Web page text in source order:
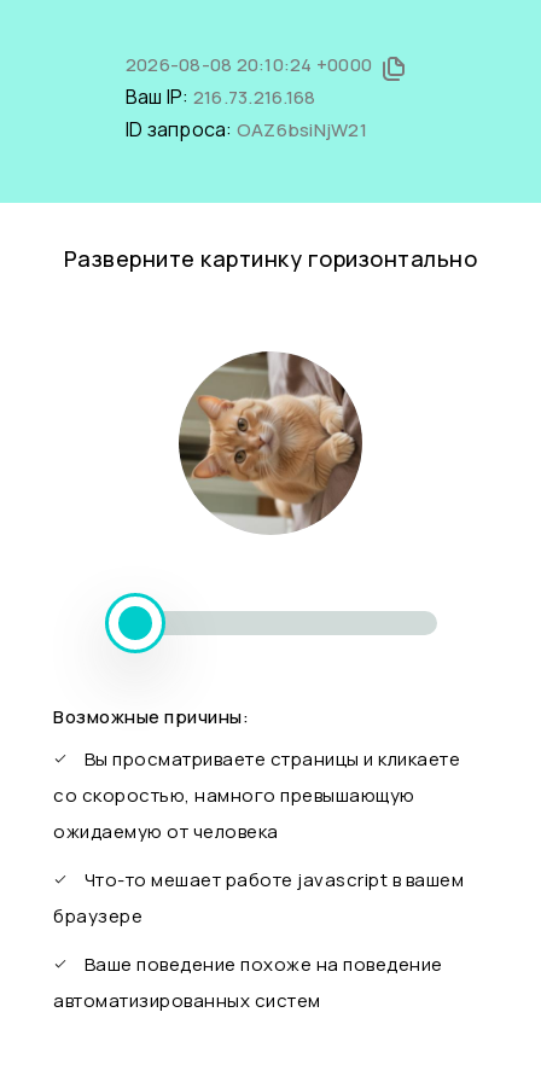
2026-08-08 20:10:24 +0000
Ваш IP: 216.73.216.168
ID запроса: OAZ6bsiNjW21
Разверните картинку горизонтально
Возможные причины:
Вы просматриваете страницы и кликаете
со скоростью, намного превышающую
ожидаемую от человека
Что-то мешает работе javascript в вашем
браузере
Ваше поведение похоже на поведение
автоматизированных систем